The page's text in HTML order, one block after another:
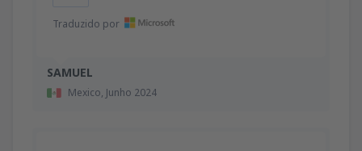
SAMUEL
Mexico, Junho 2024
Traduzido por